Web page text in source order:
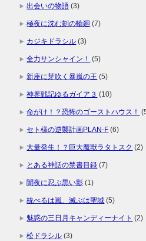
出会いの物語 (3)
極夜に沈む刻の輪廻 (7)
カジキドラシル (3)
全力サンシャイン！ (5)
新座に芽吹く暴嵐の王 (5)
神界戦記ゆるガイア３ (10)
命がけ！？恐怖のゴーストハウス！
セト様の逆襲計画PLAN-F (6)
大量発生！？巨大魔獣ラタトスク (2)
とある神話の禁書目録 (7)
闇夜に忍ぶ黒い影 (1)
統べるは嵐、滅ぶは聖域 (5)
魅惑の三日月キャンディーナイト (2)
松ドラシル (3)